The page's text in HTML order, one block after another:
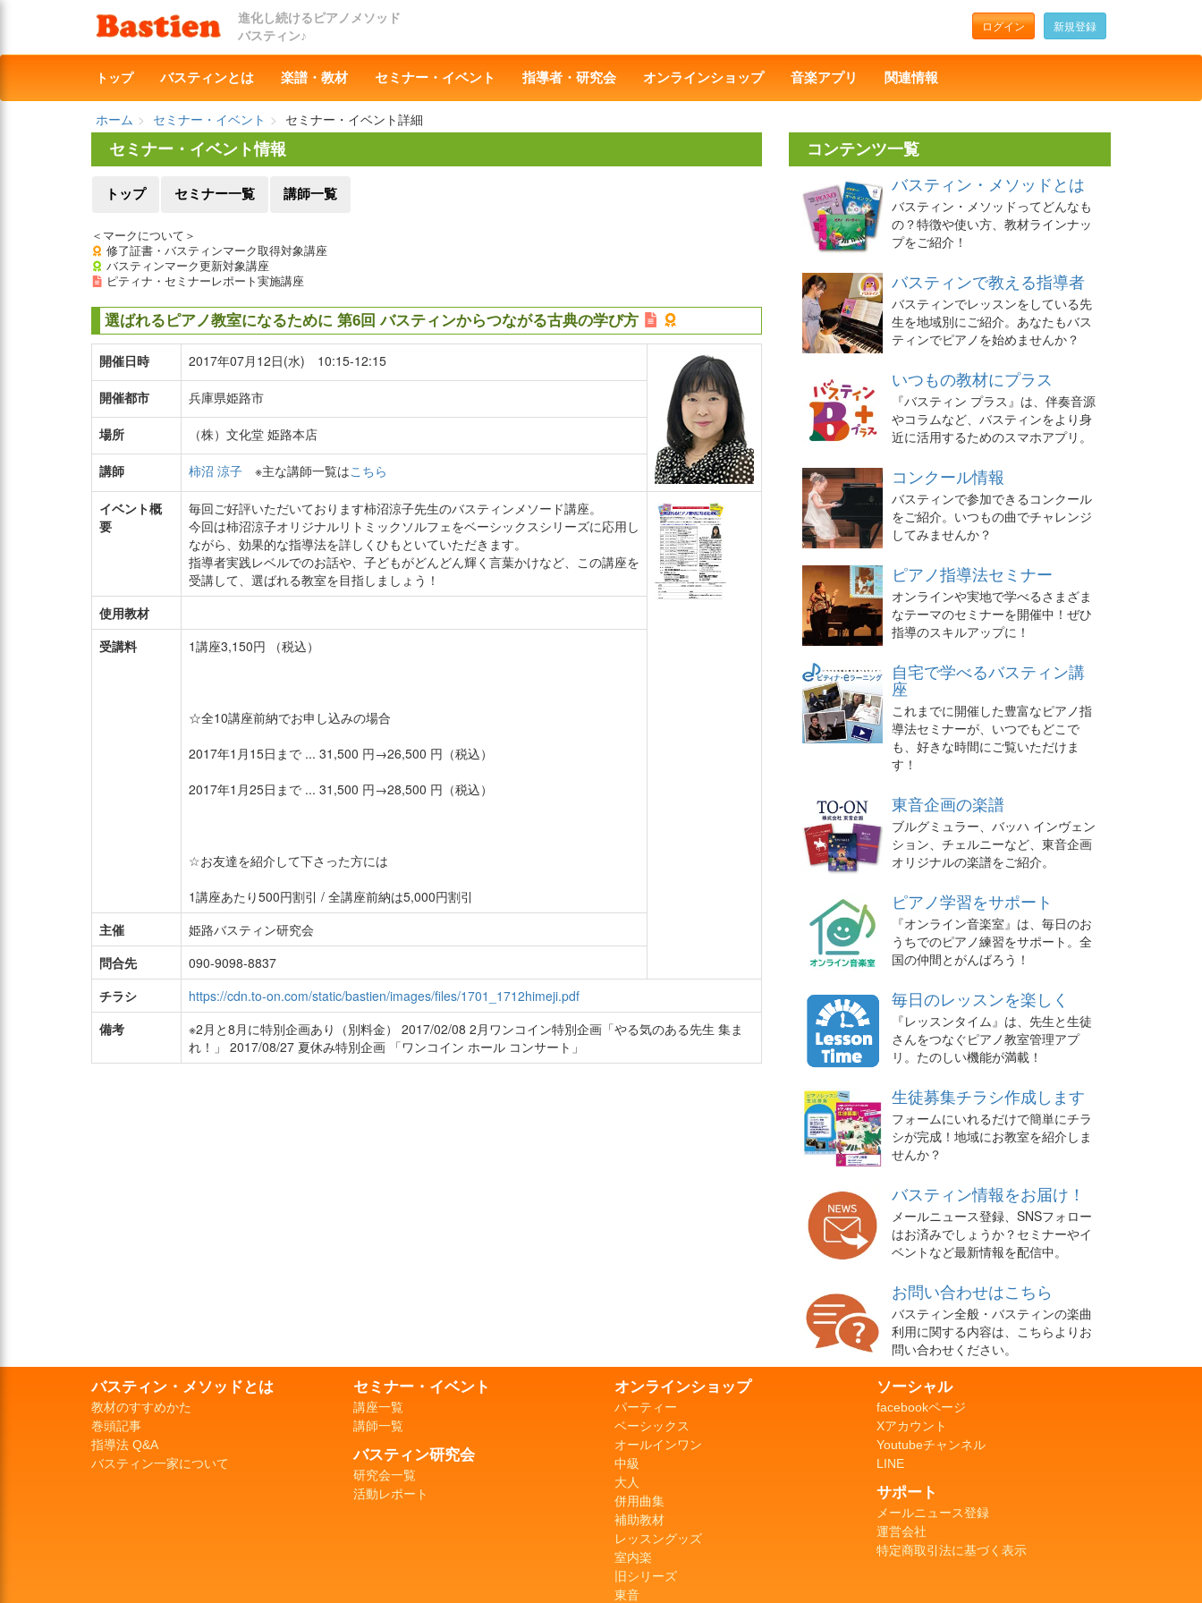
進化し続けるピアノメソッド
バスティン♪
ログイン 新規登録
トップ バスティンとは 楽譜・教材 セミナー・イベント 指導者・研究会 オンラインショップ 音楽アプリ 関連情報
ホーム セミナー・イベント
セミナー・イベント詳細
セミナー・イベント情報
トップ セミナー一覧 講師一覧
＜マークについて＞
修了証書・バスティンマーク取得対象講座
バスティンマーク更新対象講座
ピティナ・セミナーレポート実施講座
選ばれるピアノ教室になるために 第6回 バスティンからつながる古典の学び方
開催日時 2017年07月12日(水) 10:15-12:15
開催都市 兵庫県姫路市
場所 （株）文化堂 姫路本店
講師 柿沼 涼子 ※主な講師一覧はこちら
イベント概
要
毎回ご好評いただいております柿沼涼子先生のバスティンメソード講座。
今回は柿沼涼子オリジナルリトミックソルフェをベーシックスシリーズに応用し
ながら、効果的な指導法を詳しくひもといていただきます。
指導者実践レベルでのお話や、子どもがどんどん輝く言葉かけなど、この講座を
受講して、選ばれる教室を目指しましょう！
使用教材
受講料
1講座3,150円 （税込）
☆全10講座前納でお申し込みの場合
2017年1月15日まで ... 31,500 円→26,500 円（税込）
2017年1月25日まで ... 31,500 円→28,500 円（税込）
☆お友達を紹介して下さった方には
1講座あたり500円割引 / 全講座前納は5,000円割引
主催
姫路バスティン研究会
問合先
090-9098-8837
チラシ
https://cdn.to-on.com/static/bastien/images/files/1701_1712himeji.pdf
備考
※2月と8月に特別企画あり（別料金） 2017/02/08 2月ワンコイン特別企画「やる気のある先生 集ま
れ！」 2017/08/27 夏休み特別企画 「ワンコイン ホール コンサート」
コンテンツ一覧
バスティン・メソッドとは
バスティン・メソッドってどんなも
の？特徴や使い方、教材ラインナッ
プをご紹介！
バスティンで教える指導者
バスティンでレッスンをしている先
生を地域別にご紹介。あなたもバス
ティンでピアノを始めませんか？
いつもの教材にプラス
『バスティン プラス』は、伴奏音源
やコラムなど、バスティンをより身
近に活用するためのスマホアプリ。
コンクール情報
バスティンで参加できるコンクール
をご紹介。いつもの曲でチャレンジ
してみませんか？
ピアノ指導法セミナー
オンラインや実地で学べるさまざま
なテーマのセミナーを開催中！ぜひ
指導のスキルアップに！
自宅で学べるバスティン講
座
これまでに開催した豊富なピアノ指
導法セミナーが、いつでもどこで
も、好きな時間にご覧いただけま
す！
東音企画の楽譜
ブルグミュラー、バッハ インヴェン
ション、チェルニーなど、東音企画
オリジナルの楽譜をご紹介。
ピアノ学習をサポート
『オンライン音楽室』は、毎日のお
うちでのピアノ練習をサポート。全
国の仲間とがんばろう！
毎日のレッスンを楽しく
『レッスンタイム』は、先生と生徒
さんをつなぐピアノ教室管理アプ
リ。たのしい機能が満載！
生徒募集チラシ作成します
フォームにいれるだけで簡単にチラ
シが完成！地域にお教室を紹介しま
せんか？
バスティン情報をお届け！
メールニュース登録、SNSフォロー
はお済みでしょうか？セミナーやイ
ベントなど最新情報を配信中。
お問い合わせはこちら
バスティン全般・バスティンの楽曲
利用に関する内容は、こちらよりお
問い合わせください。
バスティン・メソッドとは
教材のすすめかた
巻頭記事
指導法 Q&A
バスティン一家について
セミナー・イベント
講座一覧
講師一覧
バスティン研究会
研究会一覧
活動レポート
オンラインショップ
パーティー
ベーシックス
オールインワン
中級
大人
併用曲集
補助教材
レッスングッズ
室内楽
旧シリーズ
東音
ソーシャル
facebookページ
Xアカウント
Youtubeチャンネル
LINE
サポート
メールニュース登録
運営会社
特定商取引法に基づく表示